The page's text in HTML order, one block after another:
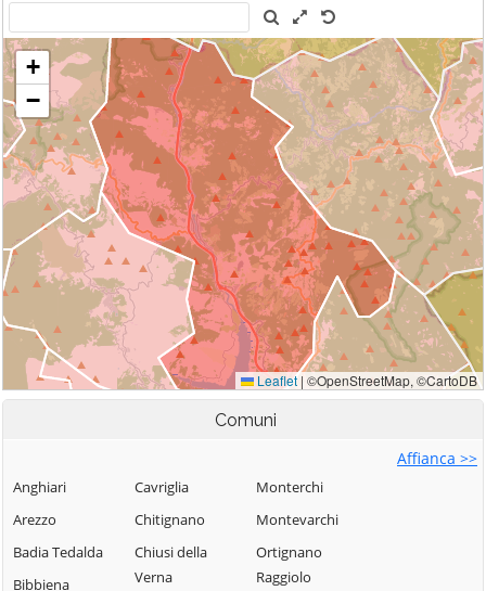
Comuni
Affianca >>
Anghiari
Arezzo
Badia Tedalda
Bibbiena
Cavriglia
Chitignano
Chiusi della
Verna
Monterchi
Montevarchi
Ortignano
Raggiolo